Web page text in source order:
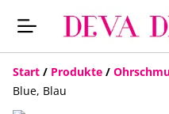
Start / Produkte /
Blue, Blau